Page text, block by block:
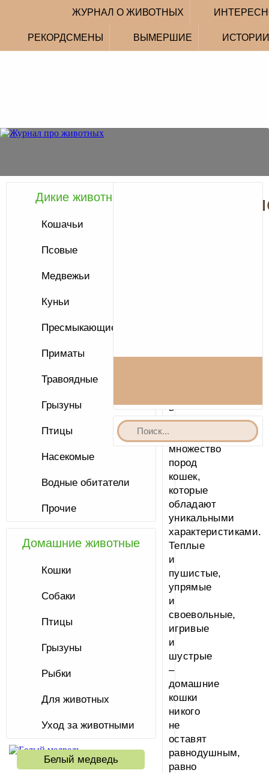
ЖУРНАЛ О ЖИВОТНЫХ
РЕКОРДСМЕНЫ ВЫМЕРШИЕ ИСТОРИИ
в
мире
множество
пород
кошек,
которые
обладают
уникальными
характеристиками.
Теплые
и
пушистые,
упрямые
и
своевольные,
игривые
и
шустрые
–
домашние
кошки
никого
не
оставят
равнодушным,
равно
Дикие животные
Кошачьи
Псовые
Медвежьи
Куньи
Пресмыкающиеся
Приматы
Травоядные
Грызуны
Птицы
Насекомые
Водные обитатели
Прочие
Домашние животные
Кошки
Собаки
Птицы
Грызуны
Рыбки
Для животных
Уход за животными
Белый медведь